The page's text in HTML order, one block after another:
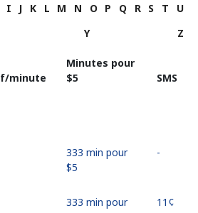
I J K L M N O P Q R S T
U
Y Z
minute
Minutes pour
⁦$5⁩
SMS
333 min pour
⁦$5⁩
-
333 min pour
⁦11¢⁩